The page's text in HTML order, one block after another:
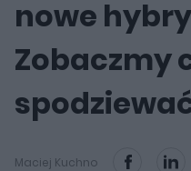
nowe
Zobaczmy
Maciej Kuchno